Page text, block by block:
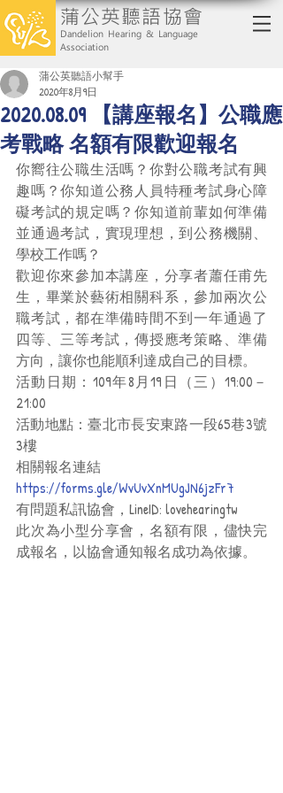
蒲公英聽語協會
Dandelion Hearing & Language
Association
2020.08.09 【講座報名】公職應
考戰略 名額有限歡迎報名
蒲公英聽語小幫手
2020年8月9日
你嚮往公職生活嗎？你對公職考試有興
趣嗎？你知道公務人員特種考試身心障
礙考試的規定嗎？你知道前輩如何準備
並通過考試，實現理想，到公務機關、
學校工作嗎？
歡迎你來參加本講座，分享者蕭任甫先
生，畢業於藝術相關科系，參加兩次公
職考試，都在準備時間不到一年通過了
四等、三等考試，傳授應考策略、準備
方向，讓你也能順利達成自己的目標。
活動日期：109年8月19日（三）19:00－
21:00
活動地點：臺北市長安東路一段65巷3號
3樓
相關報名連結
https://forms.gle/WvUvXnMUgJN6jzFr7
有問題私訊協會，LineID: lovehearingtw
此次為小型分享會，名額有限，儘快完
成報名，以協會通知報名成功為依據。